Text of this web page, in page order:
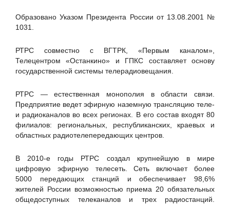
Вестник связи
Гравитон
Журнал "Storage News"
Интернет портал ISO27000.RU
ИнфоТеКС
КИБЕР МЕДИА
Код Безопасности
Компания «Астерит»
Компания «Рубикон»
Компания ЗИКС
Компания ООО «АЛЬТАСАЛЮС»
Лаборатория Касперского
Министерство промышленности и цифрового развития
Образовано Указом Президента России от 13.08.2001 №
1031.
РТРС совместно с ВГТРК, «Первым каналом»,
Телецентром «Останкино» и ГПКС составляет основу
государственной системы телерадиовещания.
РТРС — естественная монополия в области связи.
Предприятие ведет эфирную наземную трансляцию теле-
и радиоканалов во всех регионах. В его состав входят 80
филиалов: региональных, республиканских, краевых и
областных радиотелепередающих центров.
В 2010-е годы РТРС создал крупнейшую в мире
цифровую эфирную телесеть. Сеть включает более
5000 передающих станций и обеспечивает 98,6%
жителей России возможностью приема 20 обязательных
общедоступных телеканалов и трех радиостанций.